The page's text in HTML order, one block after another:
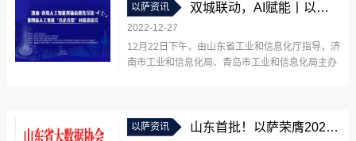
长性的企业群体，是新经济...
以萨资讯 双城联动，AI赋能丨以萨技术荣获人工智能领域双奖！
2022-12-27
12月22日下午，由山东省工业和信息化厅指导，济
南市工业和信息化局、青岛市工业和信息化局主办
《济南-青岛人工智能创新应用...
以萨资讯 山东首批！以萨荣膺2022年度“大数据科学技术奖”一等奖！